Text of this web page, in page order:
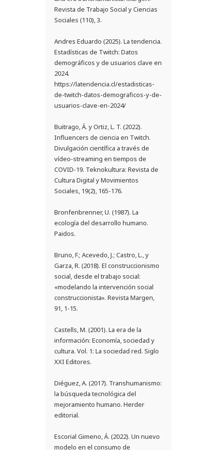
Revista de Trabajo Social y Ciencias
Sociales (110), 3.
Andres Eduardo (2025). La tendencia.
Estadísticas de Twitch: Datos
demográficos y de usuarios clave en
2024.
https://latendencia.cl/estadisticas-
de-twitch-datos-demograficos-y-de-
usuarios-clave-en-2024/
Buitrago, Á. y Ortiz, L. T. (2022).
Influencers de ciencia en Twitch.
Divulgación científica a través de
vídeo-streaming en tiempos de
COVID-19. Teknokultura: Revista de
Cultura Digital y Movimientos
Sociales, 19(2), 165-176.
Bronfenbrenner, U. (1987). La
ecología del desarrollo humano.
Paidos.
Bruno, F.; Acevedo, J.; Castro, L., y
Garza, R. (2018). El construccionismo
social, desde el trabajo social:
«modelando la intervención social
construccionista». Revista Margen,
91, 1-15.
Castells, M. (2001). La era de la
información: Economía, sociedad y
cultura. Vol. 1: La sociedad red. Siglo
XXI Editores.
Diéguez, A. (2017). Transhumanismo:
la búsqueda tecnológica del
mejoramiento humano. Herder
editorial.
Escorial Gimeno, Á. (2022). Un nuevo
modelo en el consumo de